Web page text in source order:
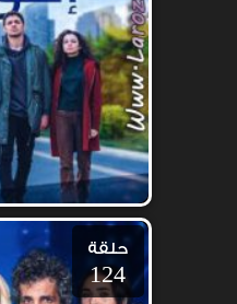
حلقة
124